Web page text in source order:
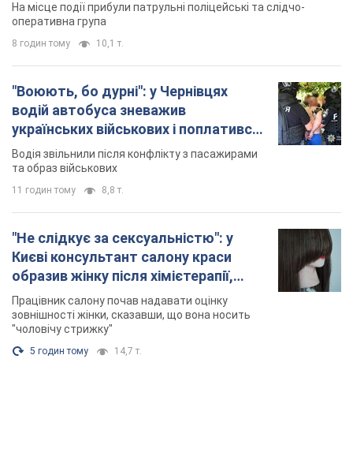
На місце події прибули патрульні поліцейські та слідчо-
оперативна група
8 годин тому 10,1 т.
"Воюють, бо дурні": у Чернівцях
водій автобуса зневажив
українських військових і поплатився.
Відео
Водія звільнили після конфлікту з пасажирами
та образ військових
11 годин тому 8,8 т.
"Не слідкує за сексуальністю": у
Києві консультант салону краси
образив жінку після хімієтерапії,
розгорівся скандал. Фото
Працівник салону почав надавати оцінку
зовнішності жінки, сказавши, що вона носить
"чоловічу стрижку"
5 годин тому 14,7 т.